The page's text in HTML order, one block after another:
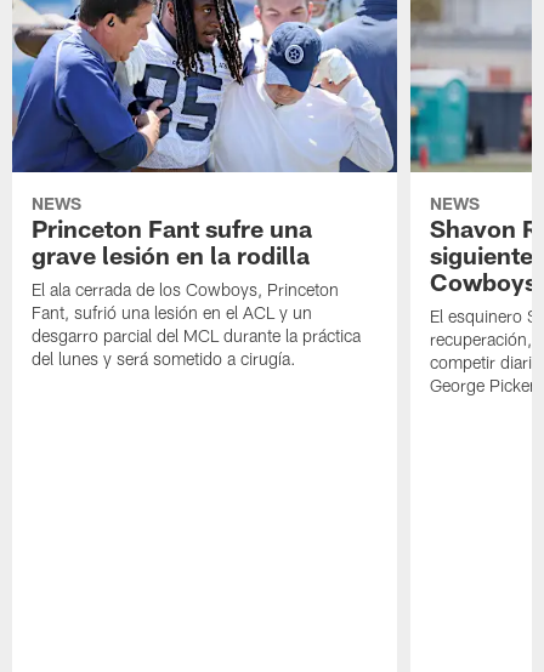
NEWS
Princeton Fant sufre una
grave lesión en la rodilla
El ala cerrada de los Cowboys, Princeton
Fant, sufrió una lesión en el ACL y un
desgarro parcial del MCL durante la práctica
del lunes y será sometido a cirugía.
NEWS
Shavon
siguiente
Cowboys
El esquinero
recuperación,
competir
George